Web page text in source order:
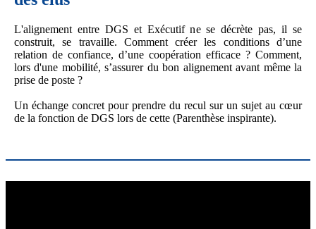
L'alignement entre DGS et Exécutif ne se décrète pas, il se
construit, se travaille. Comment créer les conditions d’une
relation de confiance, d’une coopération efficace ? Comment,
lors d'une mobilité, s’assurer du bon alignement avant même la
prise de poste ?
Un échange concret pour prendre du recul sur un sujet au cœur
de la fonction de DGS lors de cette (Parenthèse inspirante).